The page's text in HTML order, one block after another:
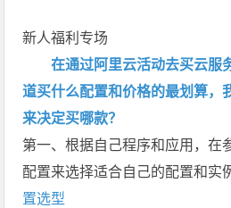
新人福利专场
在通过阿里云活动去买云服
道买什么配置和价格的最划算，
来决定买哪款？
第一、根据自己程序和应用，在
配置来选择适合自己的配置和实
置选型